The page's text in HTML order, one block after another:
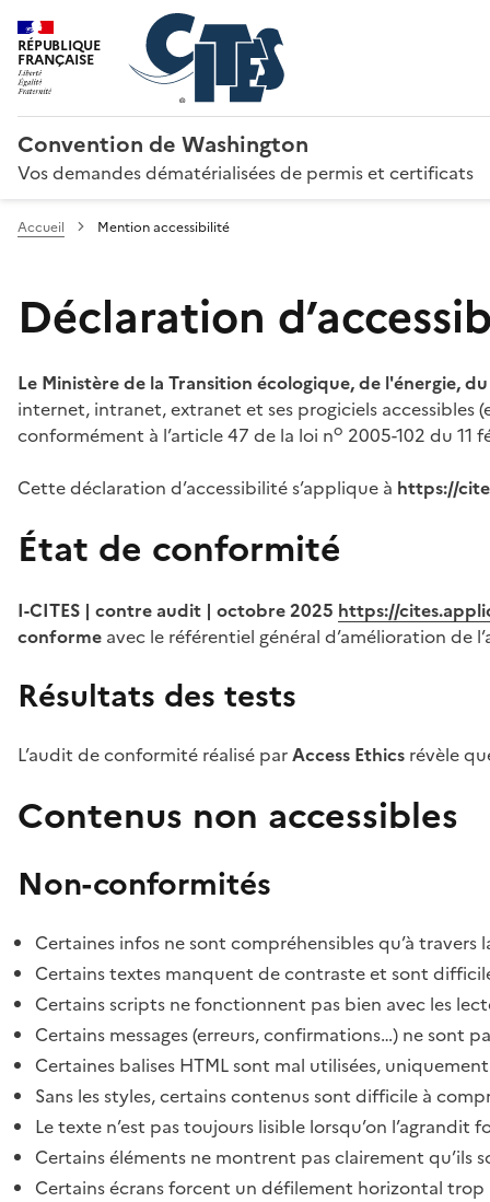
RÉPUBLIQUE
FRANÇAISE
Convention de Washington
Vos demandes dématérialisées de permis et certificats
Accueil Mention accessibilité
Déclaration
Le Ministère de la Transition écologique, de l'énergie,
internet, intranet, extranet et ses progiciels
conformément à l’article 47 de la loi no 2005-102 du 11
Cette déclaration d’accessibilité s’applique à https://
État de conformité
I-CITES | contre audit | octobre 2025 https://
conforme avec le référentiel général d’amélioration de
Résultats des tests
L’audit de conformité réalisé parAccess Ethics révèle
Contenus non accessibles
Non-conformités
Certaines infos ne sont compréhensibles qu’à travers
Certains textes manquent de contraste et sont
Certains scripts ne fonctionnent pas bien avec les
Certains messages (erreurs, confirmations…) ne sont
Certaines balises HTML sont mal utilisées,
Sans les styles, certains contenus sont difficile à
Le texte n’est pas toujours lisible lorsqu’on l’agrandit
Certains éléments ne montrent pas clairement qu’ils
Certains écrans forcent un défilement horizontal